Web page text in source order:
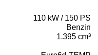
110 kW / 150 PS
Benzin
1.395 cm³